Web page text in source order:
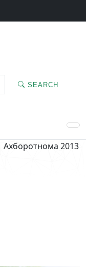
SEARCH
Ахборотнома 2013